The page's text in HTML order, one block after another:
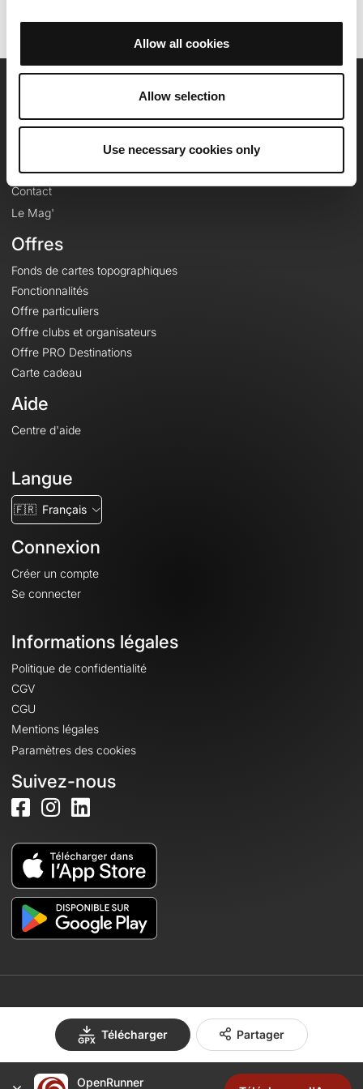
Allow all cookies
Allow selection
Use necessary cookies only
Télécharger Partager
Equipe
À propos
Contact
Le Mag'
Offres
Fonds de cartes topographiques
Fonctionnalités
Offre particuliers
Offre clubs et organisateurs
Offre PRO Destinations
Carte cadeau
Aide
Centre d'aide
Langue
🇫🇷 Français
Connexion
Créer un compte
Se connecter
Informations légales
Politique de confidentialité
CGV
CGU
Mentions légales
Paramètres des cookies
Suivez-nous
© 2026 OpenRunner - Version 7.31.3
Créez un compte
OpenRunner